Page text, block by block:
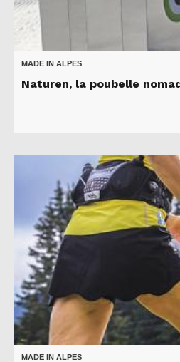
MADE IN ALPES
Naturen, la poubelle
MADE IN ALPES